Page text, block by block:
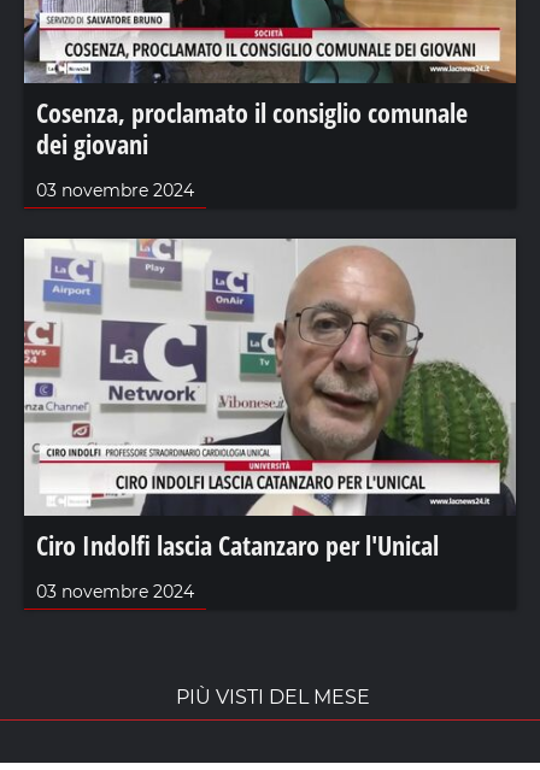
Cosenza, proclamato il consiglio comunale
dei giovani
03 novembre 2024
Ciro Indolfi lascia Catanzaro per l'Unical
03 novembre 2024
PIÙ VISTI DEL MESE